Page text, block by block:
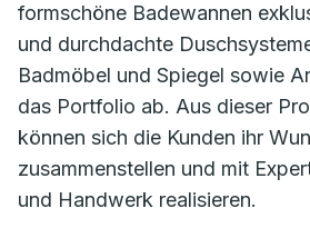
formschöne Badewannen
und durchdachte
Badmöbel und Spiegel sowie
das Portfolio ab. Aus dieser
können sich die Kunden ihr
zusammenstellen und mit
und Handwerk realisieren.